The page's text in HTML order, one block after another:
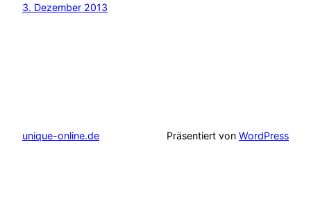
3. Dezember 2013
unique-online.de Präsentiert von WordPress